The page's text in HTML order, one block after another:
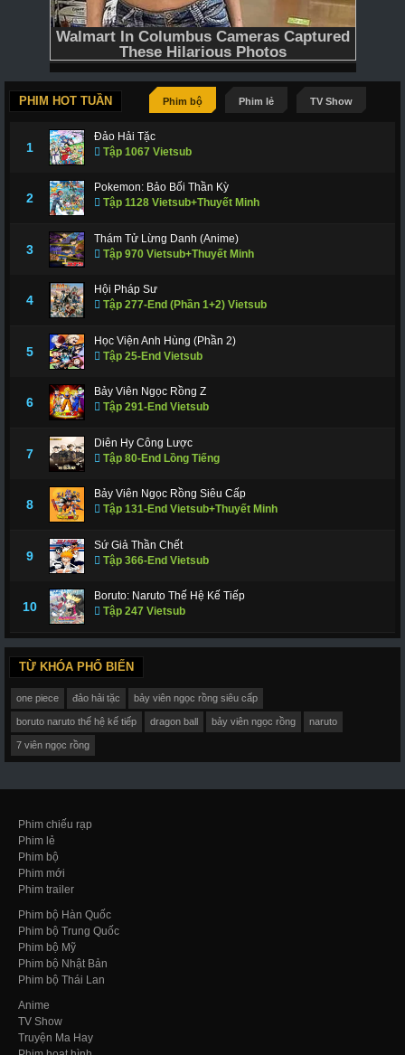
PHIM HOT TUẦN Phim bộ Phim lẻ TV Show
1
Đảo Hải Tặc
Tập 1067 Vietsub
2
Pokemon: Bảo Bối Thần Kỳ
Tập 1128 Vietsub+Thuyết Minh
3
Thám Tử Lừng Danh (Anime)
Tập 970 Vietsub+Thuyết Minh
4
Hội Pháp Sư
Tập 277-End (Phần 1+2) Vietsub
5
Học Viện Anh Hùng (Phần 2)
Tập 25-End Vietsub
6
Bảy Viên Ngọc Rồng Z
Tập 291-End Vietsub
7
Diên Hy Công Lược
Tập 80-End Lồng Tiếng
8
Bảy Viên Ngọc Rồng Siêu Cấp
Tập 131-End Vietsub+Thuyết Minh
9
Sứ Giả Thần Chết
Tập 366-End Vietsub
10
Boruto: Naruto Thế Hệ Kế Tiếp
Tập 247 Vietsub
TỪ KHÓA PHỔ BIẾN
one piece đảo hải tặc bảy viên ngọc rồng siêu cấp
boruto naruto thế hệ kế tiếp dragon ball bảy viên ngọc rồng naruto
7 viên ngọc rồng
Phim chiếu rạp
Phim lẻ
Phim bộ
Phim mới
Phim trailer
Phim bộ Hàn Quốc
Phim bộ Trung Quốc
Phim bộ Mỹ
Phim bộ Nhật Bản
Phim bộ Thái Lan
Anime
TV Show
Truyện Ma Hay